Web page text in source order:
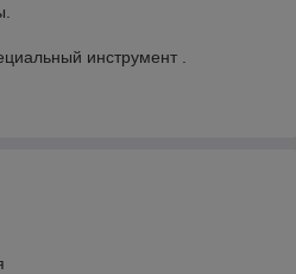
инструмент .